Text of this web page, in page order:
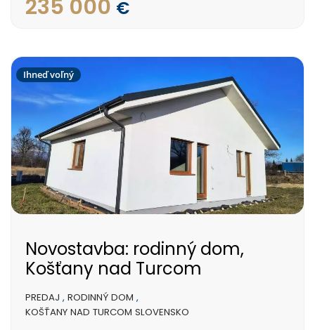
235 000 €
Ihneď voľný
Novostavba: rodinný dom,
Košťany nad Turcom
PREDAJ , RODINNÝ DOM ,
KOŠŤANY NAD TURCOM SLOVENSKO